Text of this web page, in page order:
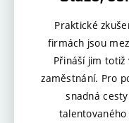
Praktické
firmách jsou
Přináší jim
zaměstnání. Pro
snadná